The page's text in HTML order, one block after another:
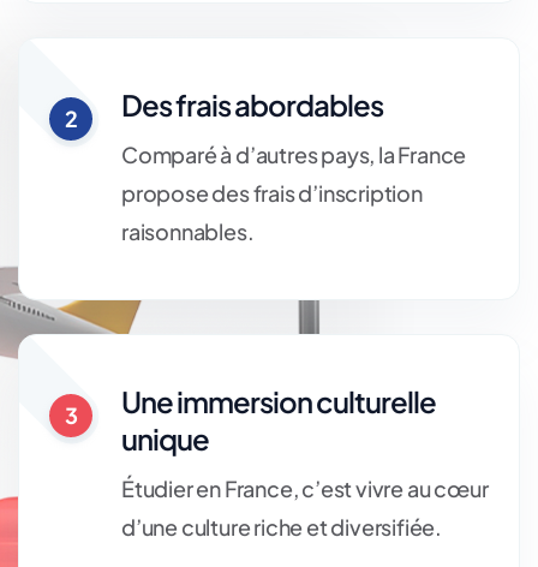
2 Des frais abordables
Comparé à d’autres pays, la France
propose des frais d’inscription
raisonnables.
3
Une immersion culturelle
unique
Étudier en France, c’est vivre au cœur
d’une culture riche et diversifiée.